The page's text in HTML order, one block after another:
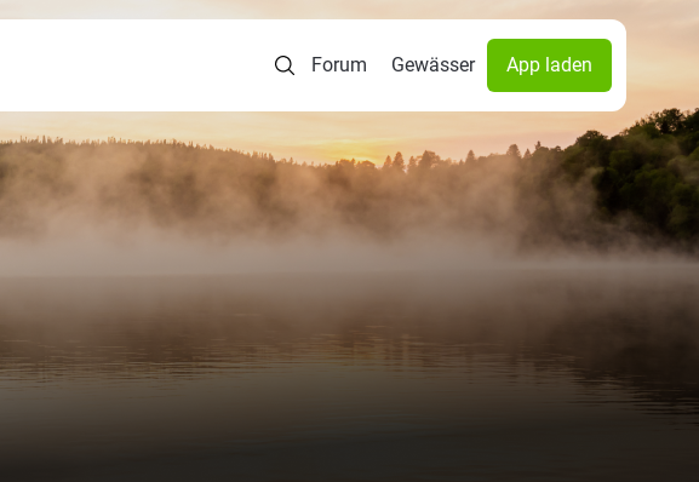
Forum Gewässer App laden